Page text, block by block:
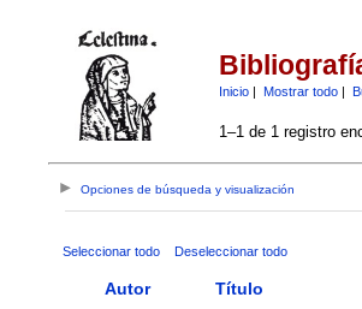
Inicio| Mostrar todo|
1–1 de 1 registro
Opciones de búsqueda y visualización
Seleccionar todo Deseleccionar todo
Autor Título